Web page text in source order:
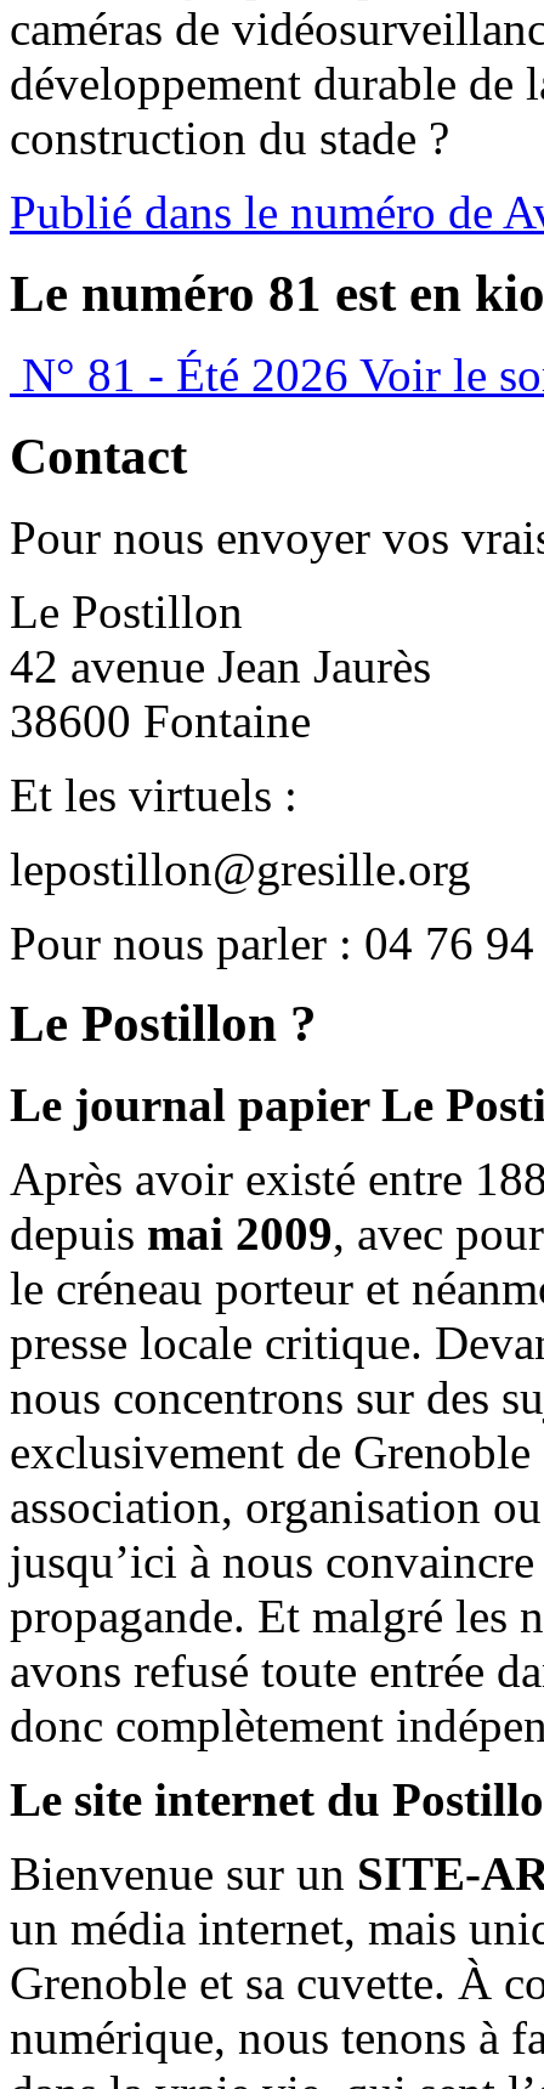
caméras de
développement durable de
construction du stade ?
Publié dans le numéro de
Le numéro 81 est en
N° 81 - Été 2026 Voir le
Contact
Pour nous envoyer vos
Le Postillon
42 avenue Jean Jaurès
38600 Fontaine
Et les virtuels :
lepostillon@gresille.org
Pour nous parler : 04 76
Le Postillon ?
Le journal papier Le
Après avoir existé entre
depuis mai 2009, avec
le créneau porteur et
presse locale critique.
nous concentrons sur des
exclusivement de
association, organisation
jusqu’ici à nous
propagande. Et malgré les
avons refusé toute entrée
donc complètement
Le site internet du
Bienvenue sur un SITE-
un média internet, mais
Grenoble et sa cuvette. À
numérique, nous tenons à